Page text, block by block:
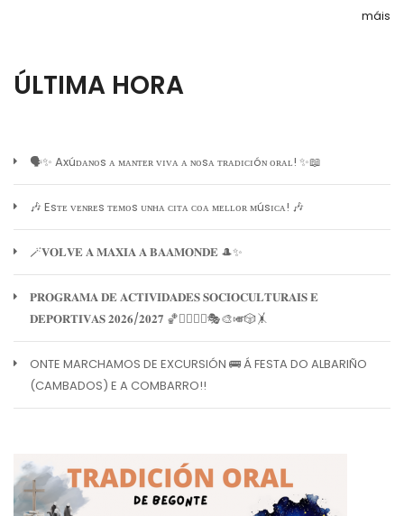
máis
ÚLTIMA HORA
🗣️✨ Axúᴅᴀɴᴏs ᴀ ᴍᴀɴᴛᴇʀ ᴠɪᴠᴀ ᴀ ɴᴏsᴀ ᴛʀᴀᴅɪᴄɪóɴ ᴏʀᴀʟ! ✨📖
🎶 Esᴛᴇ ᴠᴇɴʀᴇs ᴛᴇᴍᴏs ᴜɴʜᴀ ᴄɪᴛᴀ ᴄᴏᴀ ᴍᴇʟʟᴏʀ ᴍúsɪᴄᴀ! 🎶
🪄𝐕𝐎𝐋𝐕𝐄 𝐀 𝐌𝐀𝐗𝐈𝐀 𝐀 𝐁𝐀𝐀𝐌𝐎𝐍𝐃𝐄 🎩✨
𝐏𝐑𝐎𝐆𝐑𝐀𝐌𝐀 𝐃𝐄 𝐀𝐂𝐓𝐈𝐕𝐈𝐃𝐀𝐃𝐄𝐒 𝐒𝐎𝐂𝐈𝐎𝐂𝐔𝐋𝐓𝐔𝐑𝐀𝐈𝐒 𝐄
𝐃𝐄𝐏𝐎𝐑𝐓𝐈𝐕𝐀𝐒 𝟐𝟎𝟐𝟔/𝟐𝟎𝟐𝟕 🏀🏊‍♀️🧘‍♀️🎭🎨🎺🎲🤸
ONTE MARCHAMOS DE EXCURSIÓN 🚌 Á FESTA DO ALBARIÑO
(CAMBADOS) E A COMBARRO!!